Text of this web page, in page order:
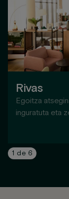
Rivas
Egoitza
inguratuta eta
1 de 6